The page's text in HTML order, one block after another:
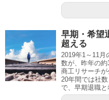
早期・希望
超える
2019年1～11月
数が、昨年の
商工リサーチ
20年間では社
で、早期退職